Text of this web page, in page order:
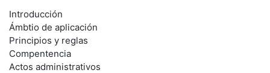
Introducción
Ámbtio de aplicación
Principios y reglas
Compentencia
Actos administrativos